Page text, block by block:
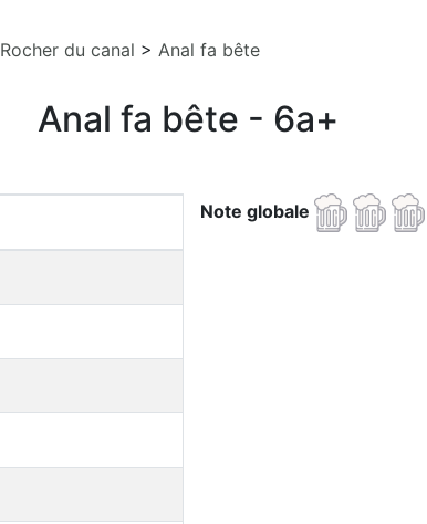
Rocher du canal > Anal fa bête
Anal fa bête - 6a+
Note globale